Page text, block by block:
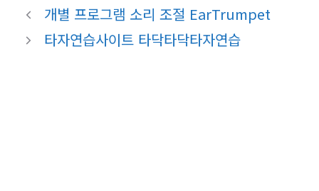
개별 프로그램 소리 조절 EarTrumpet
타자연습사이트 타닥타닥타자연습